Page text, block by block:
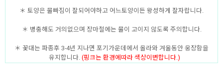
＊ 토양은 물빠짐이 잘되어야하고 어느토양이든 왕성하게 잘자랍니다.
＊ 병충해도 거의없으며 장마철에는 물이 고이지 않도록 주의합니다.
＊ 꽃대는 파종후 3-4년 지나면 포기가운데에서 올라와 겨울동안 웅장함을
유지합니다.(핑크는 환경에따라 색상이변합니다.)